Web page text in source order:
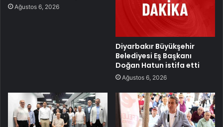
Ağustos 6, 2026
Diyarbakır Büyükşehir
Belediyesi Eş Başkanı
Doğan Hatun istifa etti
Ağustos 6, 2026